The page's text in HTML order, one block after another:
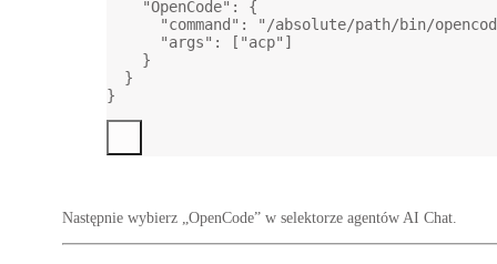
"OpenCode" : {
"command" :
"/absolute/path/bin/
"args" : [ "acp" ]
}
}
}
Następnie wybierz „OpenCode” w selektorze agentów AI Chat.